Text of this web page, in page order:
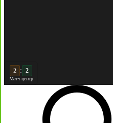
3 :
Матч-центр